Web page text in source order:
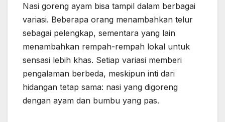
Nasi goreng ayam bisa tampil dalam berbagai
variasi. Beberapa orang menambahkan telur
sebagai pelengkap, sementara yang lain
menambahkan rempah-rempah lokal untuk
sensasi lebih khas. Setiap variasi memberi
pengalaman berbeda, meskipun inti dari
hidangan tetap sama: nasi yang digoreng
dengan ayam dan bumbu yang pas.